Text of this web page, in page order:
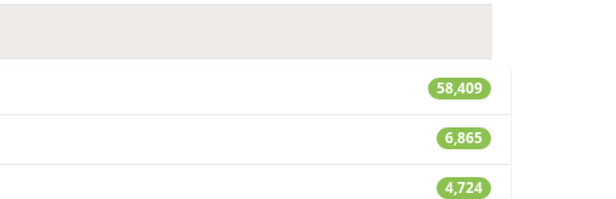
58,409
6,865
4,724